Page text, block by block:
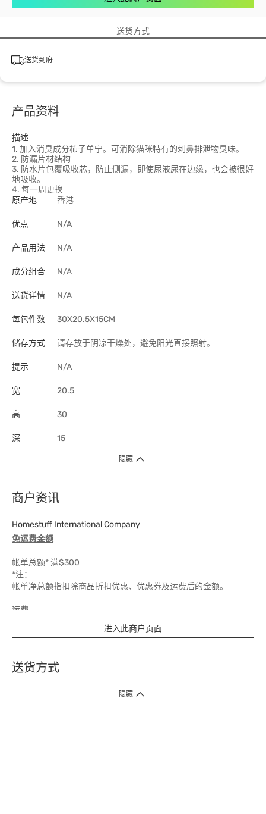
送货方式
送货到府
产品资料
描述
1. 加入消臭成分柿子单宁。可消除猫咪特有的刺鼻排泄物臭味。
2. 防漏片材结构
3. 防水片包覆吸收芯，防止侧漏，即使尿液尿在边缘，也会被很好
地吸收。
4. 每一周更换
原产地
香港
优点 N/A
产品用法 N/A
成分组合 N/A
送货详情 N/A
每包件数 30X20.5X15CM
储存方式 请存放于阴凉干燥处，避免阳光直接照射。
提示 N/A
宽 20.5
高 30
深 15
隐藏
商户资讯
Homestuff International Company
免运费金额
帐单总额* 满$300
*注：
帐单净总额指扣除商品折扣优惠、优惠券及运费后的金额。
运费
进入此商户页面
送货方式
1. 送货到府（受卫生署条例规管产品除外 ）
隐藏